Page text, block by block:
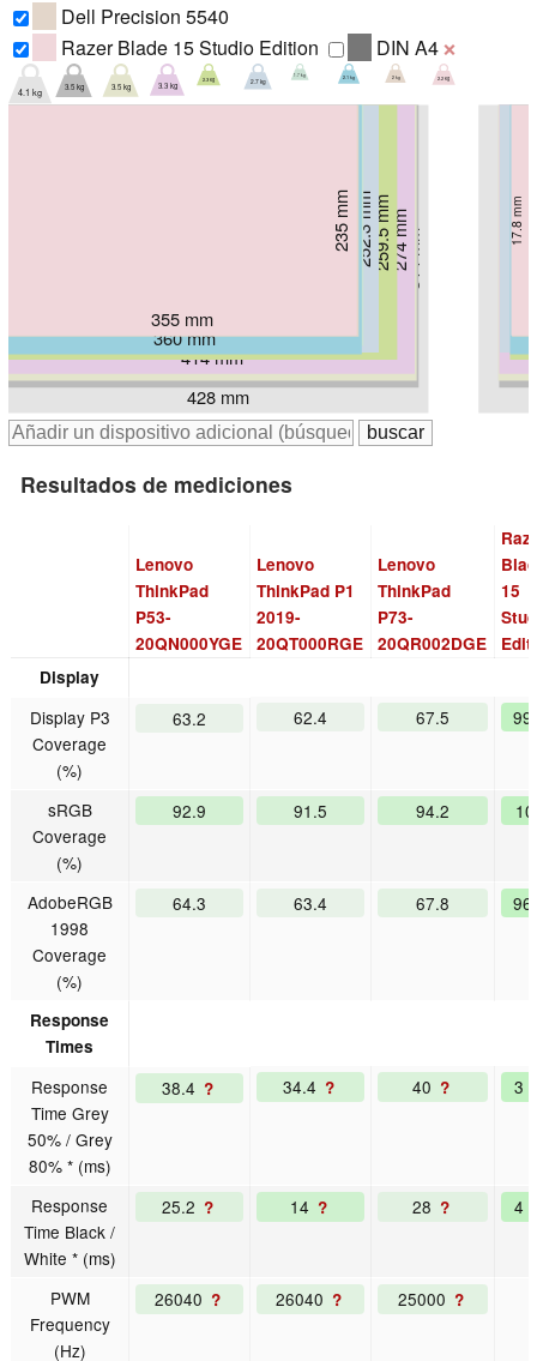
Dell Precision 5540
Razer Blade 15 Studio Edition
DIN A4 ❌
428 mm
314 mm
4.1 kg
418 mm
288 mm 30 mm
3.5 kg
416 mm
281 mm 31 mm
3.5 kg
414 mm
274 mm 30 mm
3.3 kg
396.1 mm
259.5 mm 18.95 mm
2.3 kg
377.4 mm
252.3 mm 29.4 mm
2.7 kg
361.8 mm
245.7 mm 18.4 mm
1.7 kg
360 mm
254 mm 18.9 mm
2.1 kg
357 mm
236 mm 17 mm
2 kg
355 mm
235 mm 17.8 mm
2.2 kg
Resultados de mediciones
Lenovo
ThinkPad
P53-
20QN000YGE
Lenovo
ThinkPad P1
2019-
20QT000RGE
Lenovo
ThinkPad
P73-
20QR002DGE
15
Display
Display P3
Coverage
(%)
63.2 62.4 67.5
sRGB
Coverage
(%)
92.9 91.5 94.2
AdobeRGB
1998
Coverage
(%)
64.3 63.4 67.8
Response
Times
Response
Time Grey
50% / Grey
80% * (ms)
38.4 ? 34.4 ? 40 ? 3
Response
Time Black /
White * (ms)
25.2 ? 14 ? 28 ? 4
PWM
Frequency
(Hz)
26040 ? 26040 ? 25000 ?